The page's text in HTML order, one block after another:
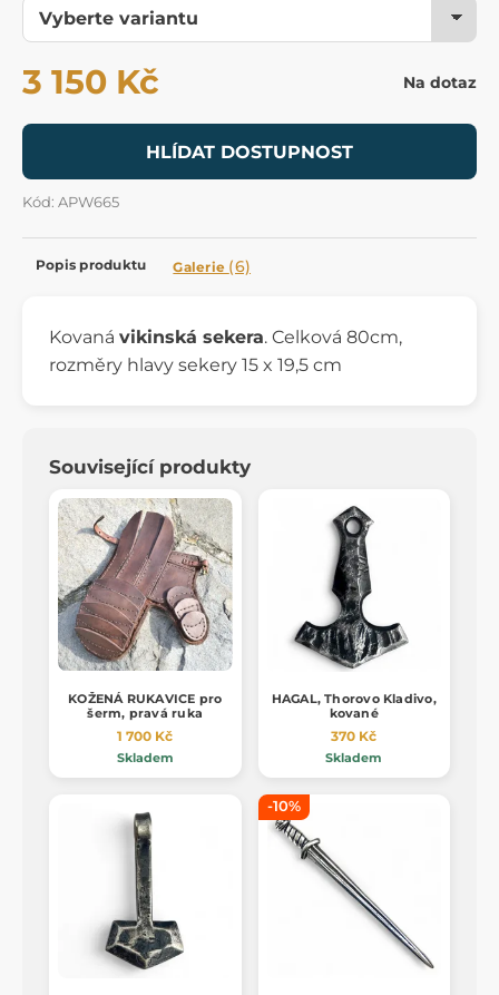
3 150 Kč Na dotaz
HLÍDAT DOSTUPNOST
Kód: APW665
Popis produktu Galerie (6)
Kovaná vikinská sekera. Celková 80cm,
rozměry hlavy sekery 15 x 19,5 cm
Související produkty
KOŽENÁ RUKAVICE pro
šerm, pravá ruka
1 700 Kč
Skladem
HAGAL, Thorovo Kladivo,
kované
370 Kč
Skladem
-10%